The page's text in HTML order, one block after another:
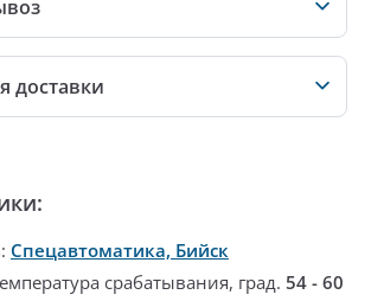
доставки
Спецавтоматика, Бийск
срабатывания, град. 54 - 60